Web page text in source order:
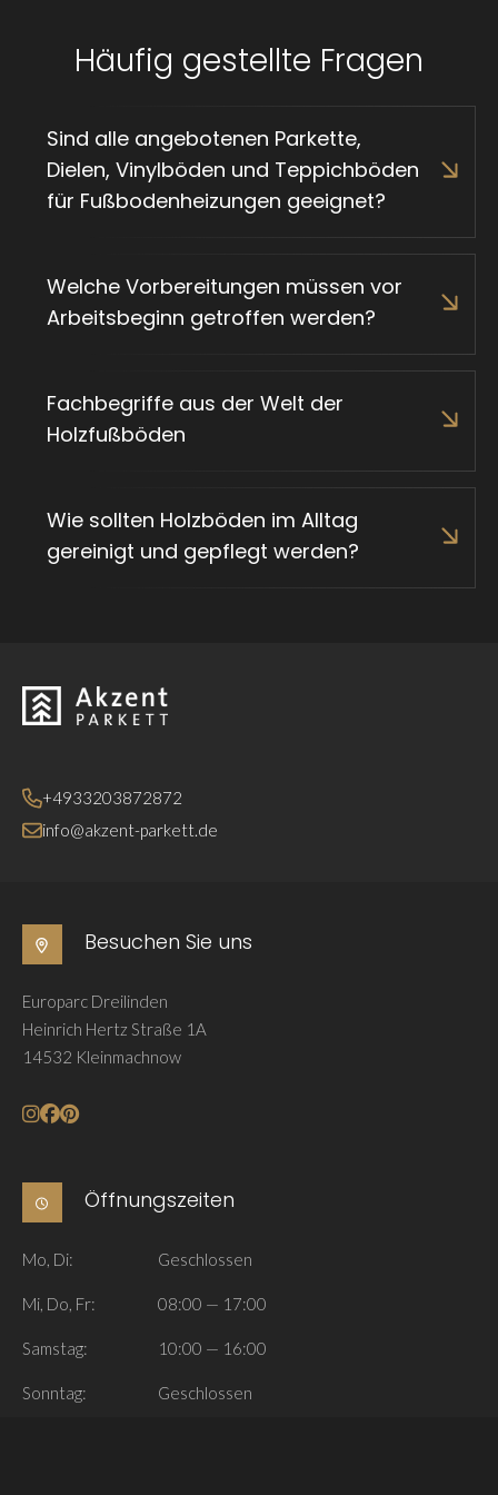
VORIGE
SLIDE
VOLGENDE
SLIDE
Häufig gestellte Fragen
Sind alle angebotenen Parkette,
Dielen, Vinylböden und Teppichböden
für Fußbodenheizungen geeignet?
Welche Vorbereitungen müssen vor
Arbeitsbeginn getroffen werden?
Fachbegriffe aus der Welt der
Holzfußböden
Wie sollten Holzböden im Alltag
gereinigt und gepflegt werden?
Zurück zur Startseite
+4933203872872
info@akzent-parkett.de
Besuchen Sie uns
Europarc Dreilinden
Heinrich Hertz Straße 1A
14532 Kleinmachnow
Öffnungszeiten
Mo, Di: Geschlossen
Mi, Do, Fr: 08:00 — 17:00
Samstag: 10:00 — 16:00
Sonntag: Geschlossen